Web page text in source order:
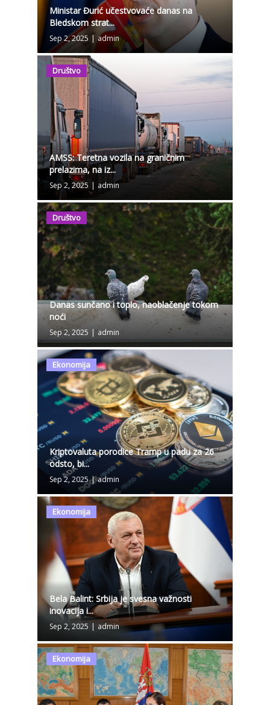
Ministar Đurić učestvovaće danas na
Bledskom strat...
Sep 2, 2025 | admin
Društvo
AMSS: Teretna vozila na graničnim
prelazima, na iz...
Sep 2, 2025 | admin
Društvo
Danas sunčano i toplo, naoblačenje tokom
noći
Sep 2, 2025 | admin
Ekonomija
Kriptovaluta porodice Tramp u padu za 26
odsto, bi...
Sep 2, 2025 | admin
Ekonomija
Bela Balint: Srbija je svesna važnosti
inovacija i...
Sep 2, 2025 | admin
Ekonomija